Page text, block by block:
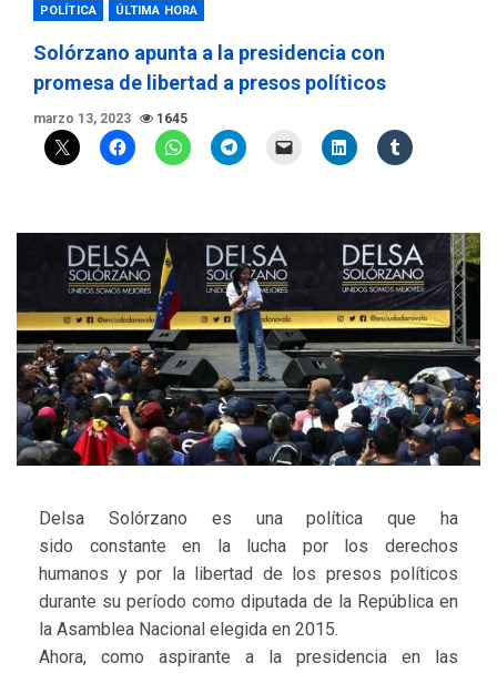
POLÍTICA ÚLTIMA HORA
Solórzano apunta a la presidencia con
promesa de libertad a presos políticos
marzo 13, 2023 1645
Delsa Solórzano es una política que ha
sido constante en la lucha por los derechos
humanos y por la libertad de los presos políticos
durante su período como diputada de la República en
la Asamblea Nacional elegida en 2015.
Ahora, como aspirante a la presidencia en las